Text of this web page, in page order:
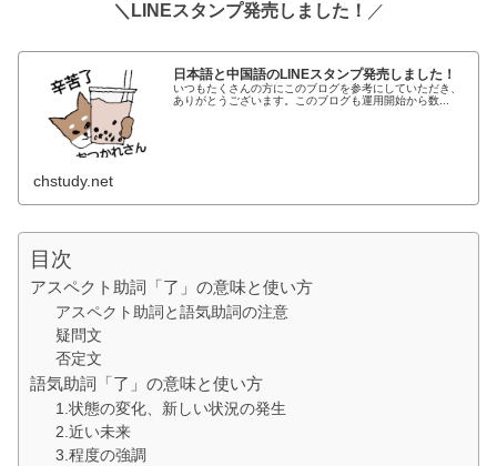
＼LINEスタンプ発売しました！ ／
日本語と中国語のLINEスタンプ発売しました！
いつもたくさんの方にこのブログを参考にしていただき、
ありがとうございます。このブログも運用開始から数...
chstudy.net
目次
アスペクト助詞「了」の意味と使い方
アスペクト助詞と語気助詞の注意
疑問文
否定文
語気助詞「了」の意味と使い方
1.状態の変化、新しい状況の発生
2.近い未来
3.程度の強調